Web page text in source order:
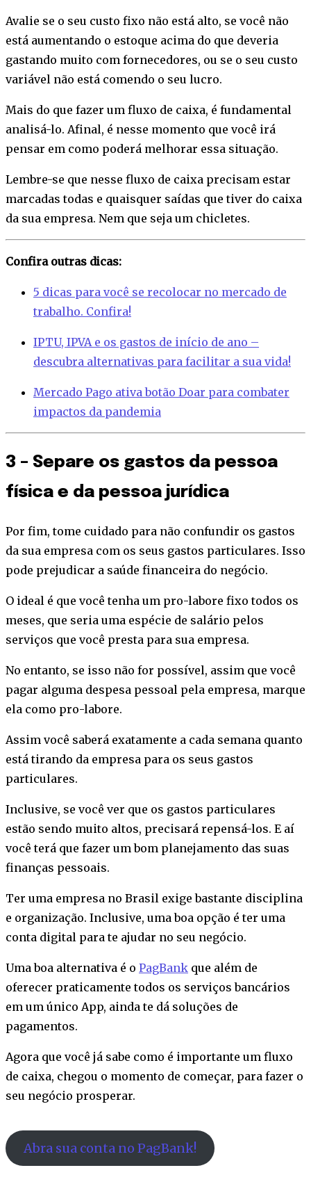
Avalie se o seu custo fixo não está alto, se você não
está aumentando o estoque acima do que deveria
gastando muito com fornecedores, ou se o seu custo
variável não está comendo o seu lucro.
Mais do que fazer um fluxo de caixa, é fundamental
analisá-lo. Afinal, é nesse momento que você irá
pensar em como poderá melhorar essa situação.
Lembre-se que nesse fluxo de caixa precisam estar
marcadas todas e quaisquer saídas que tiver do caixa
da sua empresa. Nem que seja um chicletes.
Confira outras dicas:
5 dicas para você se recolocar no mercado de
trabalho. Confira!
IPTU, IPVA e os gastos de início de ano –
descubra alternativas para facilitar a sua vida!
Mercado Pago ativa botão Doar para combater
impactos da pandemia
3 – Separe os gastos da pessoa
física e da pessoa jurídica
Por fim, tome cuidado para não confundir os gastos
da sua empresa com os seus gastos particulares. Isso
pode prejudicar a saúde financeira do negócio.
O ideal é que você tenha um pro-labore fixo todos os
meses, que seria uma espécie de salário pelos
serviços que você presta para sua empresa.
No entanto, se isso não for possível, assim que você
pagar alguma despesa pessoal pela empresa, marque
ela como pro-labore.
Assim você saberá exatamente a cada semana quanto
está tirando da empresa para os seus gastos
particulares.
Inclusive, se você ver que os gastos particulares
estão sendo muito altos, precisará repensá-los. E aí
você terá que fazer um bom planejamento das suas
finanças pessoais.
Ter uma empresa no Brasil exige bastante disciplina
e organização. Inclusive, uma boa opção é ter uma
conta digital para te ajudar no seu negócio.
Uma boa alternativa é o PagBank que além de
oferecer praticamente todos os serviços bancários
em um único App, ainda te dá soluções de
pagamentos.
Agora que você já sabe como é importante um fluxo
de caixa, chegou o momento de começar, para fazer o
seu negócio prosperar.
Abra sua conta no PagBank!